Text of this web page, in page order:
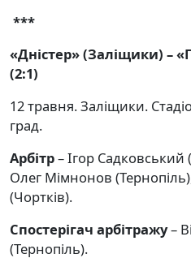
***
«Дністер» (Заліщики) –
(2:1)
12 травня. Заліщики.
град.
Арбітр– Ігор Садковський
Олег Мімнонов
(Чортків).
Спостерігач арбітражу–
(Тернопіль).